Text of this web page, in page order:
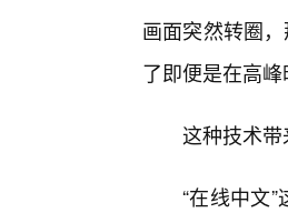
画面突然转圈
了即便是在高
这种技术
“在线中文